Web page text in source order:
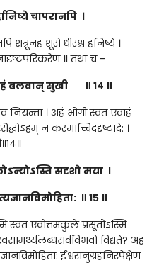
चापरानपि ।
शत्रूनहं शूरो धीरश्च हनिष्ये ।
॥ तथा च –
बलवान् सुखी ॥ १४ ॥
नियन्ता । अहं भोगी स्वत एवाहं
न कस्माच्चिददृष्टादे: ।
सदृशो मया ।
॥ १५ ॥
स्वत एवोत्तमकुले प्रसूतोऽस्मि
विद्यते? अहं
ईश्वरानुग्रहनिरपेक्षेण